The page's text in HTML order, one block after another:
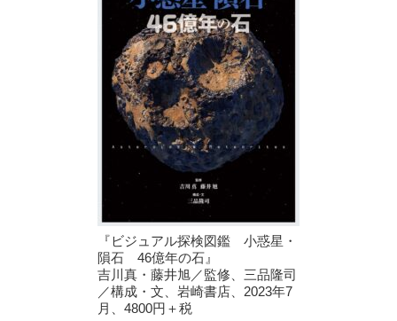
『ビジュアル探検図鑑 小惑星・
隕石 46億年の石』
吉川真・藤井旭／監修、三品隆司
／構成・文、岩崎書店、2023年7
月、4800円＋税